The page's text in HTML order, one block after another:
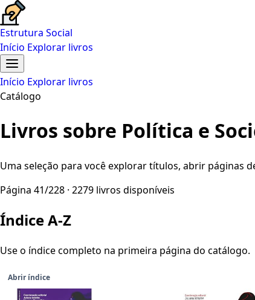
Estrutura Social
Início Explorar livros
Início Explorar livros
Catálogo
Livros sobre Política e
Uma seleção para você explorar títulos, abrir páginas
Página 41/228 · 2279 livros disponíveis
Índice A-Z
Use o índice completo na primeira página do catálogo.
Abrir índice